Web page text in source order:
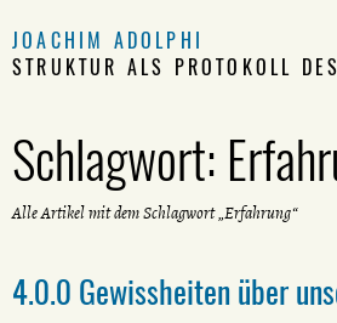
JOACHIM ADOLPHI
STRUKTUR ALS PROTOKOLL
Schlagwort:
Alle Artikel mit dem Schlagwort „Erfahrung“
4.0.0 Gewissheiten über